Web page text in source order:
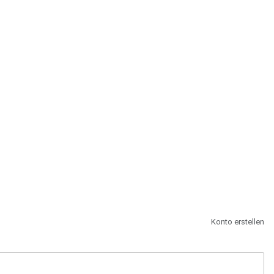
Konto erstellen